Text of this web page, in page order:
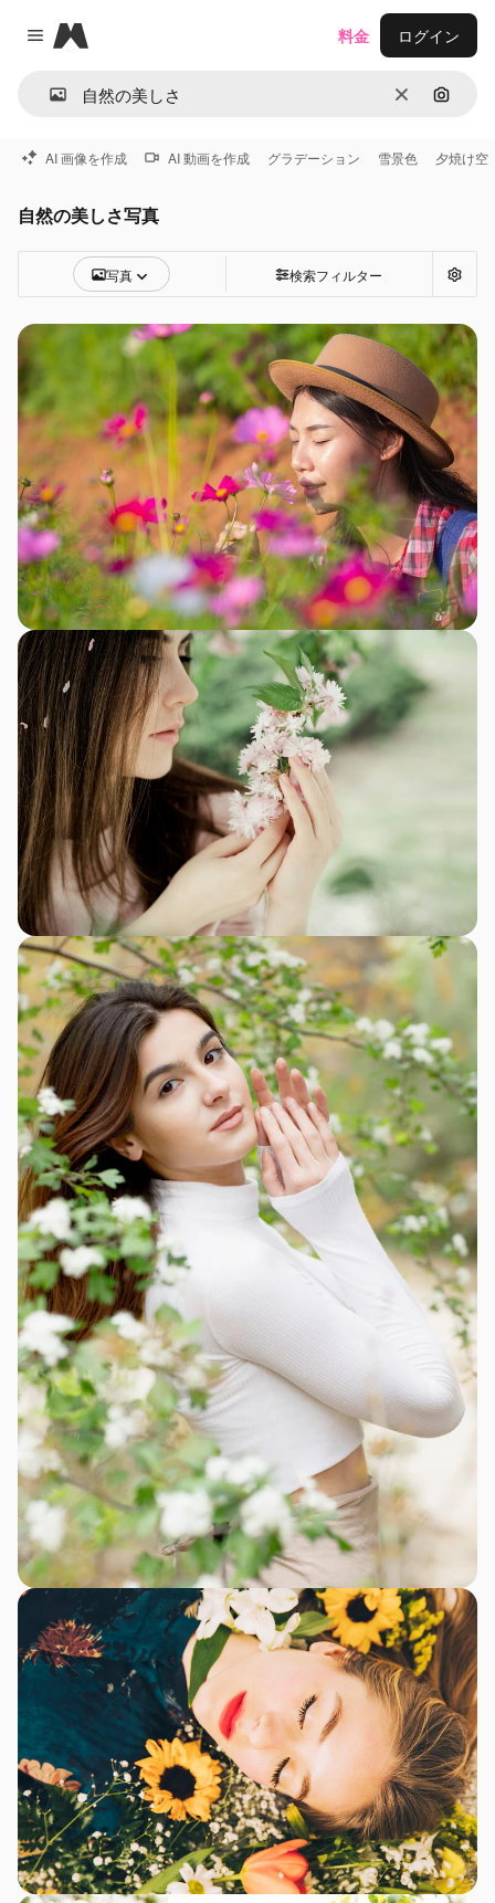
Close menu
Magnific
消去 画像で
料金 ログイン
AI 画像を作成 AI 動画を作成 グラデーション 雪景色 夕焼け空
自然の美しさ写真
写真 検索フィルター